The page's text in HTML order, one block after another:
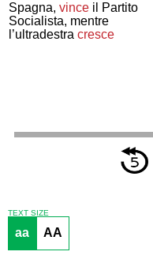
Spagna,vince il Partito
Socialista, mentre
l’ultradestracresce
TEXT SIZE
aa AA